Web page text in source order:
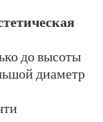
до высоты
диаметр